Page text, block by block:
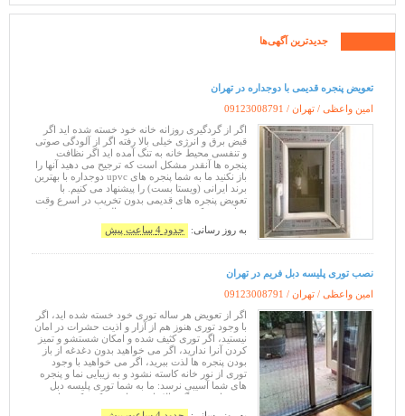
جدیدترین آگهی‌ها
تعویض پنجره قدیمی با دوجداره در تهران
امین واعظی / تهران / 09123008791
اگر از گردگیری روزانه خانه خود خسته شده اید اگر
قبض برق و انرژی خیلی بالا رفته اگر از آلودگی صوتی
و تنفسی محیط خانه به تنگ آمده اید اگر نظافت
پنجره ها آنقدر مشکل است که ترجیح می دهید آنها را
باز نکنید ما به شما پنجره های upvc دوجداره با بهترین
برند ایرانی (ویستا بست) را پیشنهاد می کنیم. با
تعویض پنجره های قدیمی بدون تخریب در اسرع وقت
و با بهترین کیفیت با تضمین ده ساله (بدون پرسش)
به روز رسانی: حدود 4 ساعت پیش
نصب توری پلیسه دبل فریم در تهران
امین واعظی / تهران / 09123008791
اگر از تعویض هر ساله توری خود خسته شده اید، اگر
با وجود توری هنوز هم از آزار و اذیت حشرات در امان
نیستید، اگر توری کثیف شده و امکان شستشو و تمیز
کردن آنرا ندارید، اگر می خواهید بدون دغدغه از باز
بودن پنجره ها لذت ببرید، اگر می خواهید با وجود
توری از نور خانه کاسته نشود و به زیبایی نما و پنجره
های شما آسیبی نرسد: ما به شما توری پلیسه دبل
فریم با تنوع رنگی بالا را پیشنهاد می کنیم که تنها توری